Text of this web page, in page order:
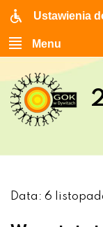
Ustawienia
Menu
Data: 6